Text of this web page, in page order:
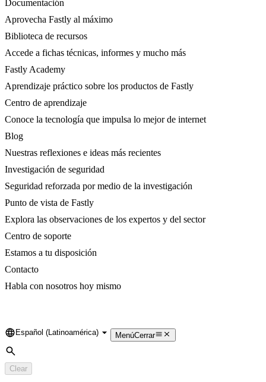
Documentación
Aprovecha Fastly al máximo
Biblioteca de recursos
Accede a fichas técnicas, informes y mucho más
Fastly Academy
Aprendizaje práctico sobre los productos de Fastly
Centro de aprendizaje
Conoce la tecnología que impulsa lo mejor de internet
Blog
Nuestras reflexiones e ideas más recientes
Investigación de seguridad
Seguridad reforzada por medio de la investigación
Punto de vista de Fastly
Explora las observaciones de los expertos y del sector
Centro de soporte
Estamos a tu disposición
Contacto
Habla con nosotros hoy mismo
Language
Español (Latinoamérica) MenúCerrar
Search
Clear